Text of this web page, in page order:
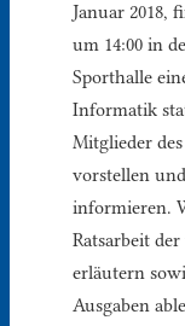
Januar 2018,
um 14:00 in
Sporthalle
Informatik
Mitglieder
vorstellen
informieren.
Ratsarbeit
erläutern
Ausgaben